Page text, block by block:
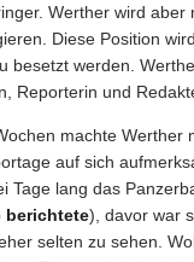
Werther wird aber
Diese Position
besetzt werden.
Reporterin und
machte Werther
auf sich
Tage lang das
berichtete), davor war
selten zu sehen.